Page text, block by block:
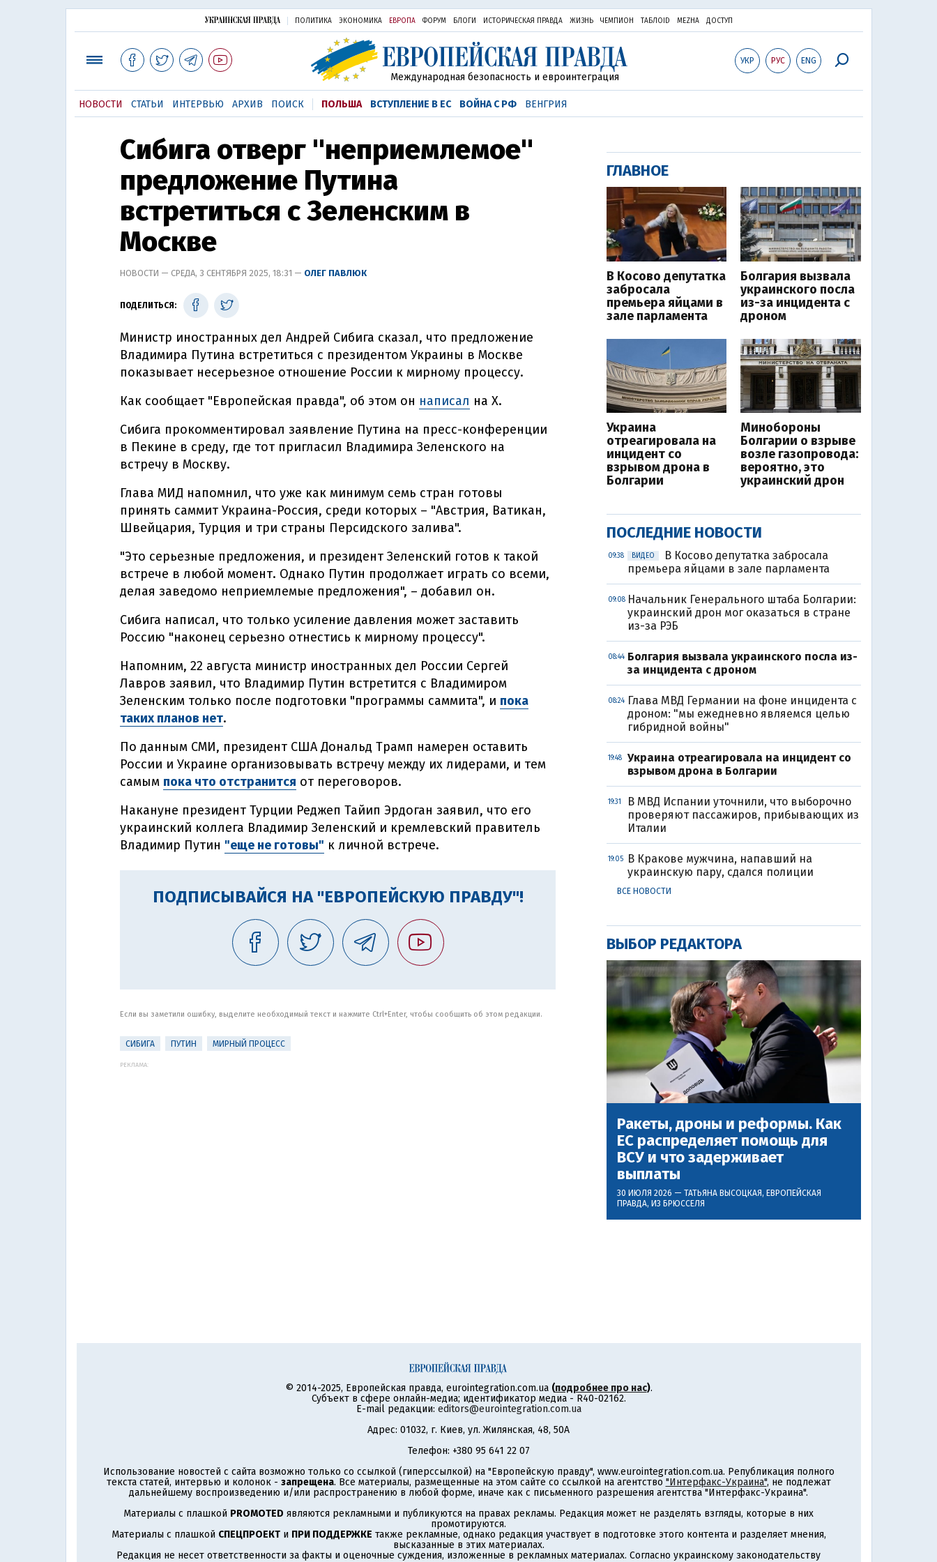
ПОЛИТИКА ЭКОНОМИКА ЕВРОПА ФОРУМ БЛОГИ ИСТОРИЧЕСКАЯ ПРАВДА ЖИЗНЬ ЧЕМПИОН ТАБЛОID MEZHA ДОСТУП
УКР РУС ENG
Международная безопасность и евроинтеграция
НОВОСТИ СТАТЬИ ИНТЕРВЬЮ АРХИВ ПОИСК ПОЛЬША ВСТУПЛЕНИЕ В ЕС ВОЙНА С РФ ВЕНГРИЯ
Сибига отверг "неприемлемое"
предложение Путина
встретиться с Зеленским в
Москве
НОВОСТИ — СРЕДА, 3 СЕНТЯБРЯ 2025, 18:31 — ОЛЕГ ПАВЛЮК
ПОДЕЛИТЬСЯ:
Министр иностранных дел Андрей Сибига сказал, что предложение
Владимира Путина встретиться с президентом Украины в Москве
показывает несерьезное отношение России к мирному процессу.
Как сообщает "Европейская правда", об этом он написал на Х.
Сибига прокомментировал заявление Путина на пресс-конференции
в Пекине в среду, где тот пригласил Владимира Зеленского на
встречу в Москву.
Глава МИД напомнил, что уже как минимум семь стран готовы
принять саммит Украина-Россия, среди которых – "Австрия, Ватикан,
Швейцария, Турция и три страны Персидского залива".
"Это серьезные предложения, и президент Зеленский готов к такой
встрече в любой момент. Однако Путин продолжает играть со всеми,
делая заведомо неприемлемые предложения", – добавил он.
Сибига написал, что только усиление давления может заставить
Россию "наконец серьезно отнестись к мирному процессу".
Напомним, 22 августа министр иностранных дел России Сергей
Лавров заявил, что Владимир Путин встретится с Владимиром
Зеленским только после подготовки "программы саммита", и пока
таких планов нет.
По данным СМИ, президент США Дональд Трамп намерен оставить
России и Украине организовывать встречу между их лидерами, и тем
самым пока что отстранится от переговоров.
Накануне президент Турции Реджеп Тайип Эрдоган заявил, что его
украинский коллега Владимир Зеленский и кремлевский правитель
Владимир Путин "еще не готовы" к личной встрече.
ПОДПИСЫВАЙСЯ НА "ЕВРОПЕЙСКУЮ ПРАВДУ"!
Если вы заметили ошибку, выделите необходимый текст и нажмите Ctrl+Enter, чтобы сообщить об этом редакции.
СИБИГА ПУТИН МИРНЫЙ ПРОЦЕСС
РЕКЛАМА:
ГЛАВНОЕ
В Косово депутатка
забросала
премьера яйцами в
зале парламента
Болгария вызвала
украинского посла
из-за инцидента с
дроном
Украина
отреагировала на
инцидент со
взрывом дрона в
Болгарии
Минобороны
Болгарии о взрыве
возле газопровода:
вероятно, это
украинский дрон
ПОСЛЕДНИЕ НОВОСТИ
09:38 ВИДЕО
В Косово депутатка забросала
премьера яйцами в зале парламента
09:08 Начальник Генерального штаба Болгарии:
украинский дрон мог оказаться в стране
из-за РЭБ
08:44 Болгария вызвала украинского посла из-
за инцидента с дроном
08:24
Глава МВД Германии на фоне инцидента с
дроном: "мы ежедневно являемся целью
гибридной войны"
19:48
Украина отреагировала на инцидент со
взрывом дрона в Болгарии
19:31
В МВД Испании уточнили, что выборочно
проверяют пассажиров, прибывающих из
Италии
19:05
В Кракове мужчина, напавший на
украинскую пару, сдался полиции
ВСЕ НОВОСТИ
ВЫБОР РЕДАКТОРА
Ракеты, дроны и реформы. Как
ЕС распределяет помощь для
ВСУ и что задерживает
выплаты
30 ИЮЛЯ 2026 — ТАТЬЯНА ВЫСОЦКАЯ, ЕВРОПЕЙСКАЯ
ПРАВДА, ИЗ БРЮССЕЛЯ
© 2014-2025, Европейская правда, eurointegration.com.ua (подробнее про нас).
Субъект в сфере онлайн-медиа; идентификатор медиа - R40-02162.
E-mail редакции: editors@eurointegration.com.ua
Адрес: 01032, г. Киев, ул. Жилянская, 48, 50А
Телефон: +380 95 641 22 07
Использование новостей с сайта возможно только со ссылкой (гиперссылкой) на "Европейскую правду", www.eurointegration.com.ua. Републикация полного
текста статей, интервью и колонок - запрещена. Все материалы, размещенные на этом сайте со ссылкой на агентство "Интерфакс-Украина", не подлежат
дальнейшему воспроизведению и/или распространению в любой форме, иначе как с письменного разрешения агентства "Интерфакс-Украина".
Материалы с плашкой PROMOTED являются рекламными и публикуются на правах рекламы. Редакция может не разделять взгляды, которые в них
промотируются.
Материалы с плашкой СПЕЦПРОЕКТи ПРИ ПОДДЕРЖКЕ также рекламные, однако редакция участвует в подготовке этого контента и разделяет мнения,
высказанные в этих материалах.
Редакция не несет ответственности за факты и оценочные суждения, изложенные в рекламных материалах. Согласно украинскому законодательству